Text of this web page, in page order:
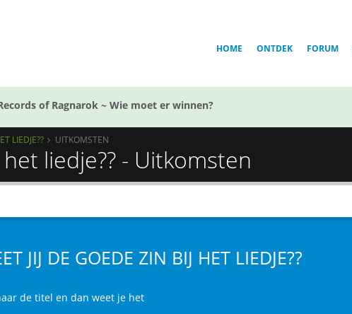
HOME ONTDEK FORUM
of Ragnarok ~ Wie moet er winnen?
LIEDJE?? UITKOMSTEN
liedje?? - Uitkomsten
JIJ DE GOEDE ZIN BIJ HET LIEDJE??
de titel en dan weet je het